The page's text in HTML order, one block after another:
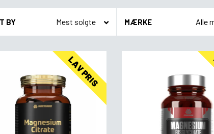
BY MÆRKE
LAV PRIS